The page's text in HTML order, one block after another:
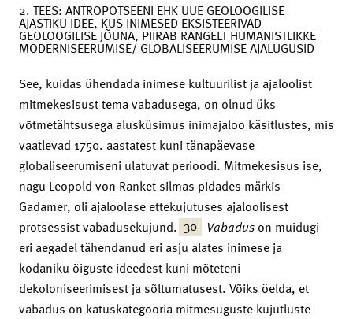
2. TEES: ANTROPOTSEENI EHK UUE GEOLOOGILISE
AJASTIKU IDEE, KUS INIMESED EKSISTEERIVAD
GEOLOOGILISE JÕUNA, PIIRAB RANGELT HUMANISTLIKKE
MODERNISEERUMISE/ GLOBALISEERUMISE AJALUGUSID
See, kuidas ühendada inimese kultuurilist ja ajaloolist
mitmekesisust tema vabadusega, on olnud üks
võtmetähtsusega alusküsimus inimajaloo käsitlustes, mis
vaatlevad 1750. aastatest kuni tänapäevase
globaliseerumiseni ulatuvat perioodi. Mitmekesisus ise,
nagu Leopold von Ranket silmas pidades märkis
Gadamer, oli ajaloolase ettekujutuses ajaloolisest
protsessist vabadusekujund. 30 Vabadus on muidugi
eri aegadel tähendanud eri asju alates inimese ja
kodaniku õiguste ideedest kuni mõteteni
dekoloniseerimisest ja sõltumatusest. Võiks öelda, et
vabadus on katuskategooria mitmesuguste kujutluste